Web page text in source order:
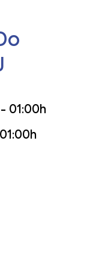
01:00h